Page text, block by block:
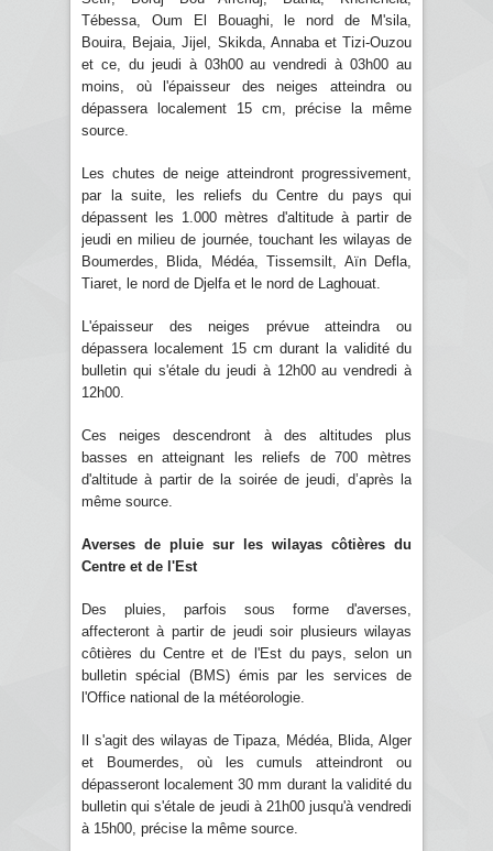
Tébessa, Oum El Bouaghi, le nord de M'sila,
Bouira, Bejaia, Jijel, Skikda, Annaba et Tizi-Ouzou
et ce, du jeudi à 03h00 au vendredi à 03h00 au
moins, où l'épaisseur des neiges atteindra ou
dépassera localement 15 cm, précise la même
source.
Les chutes de neige atteindront progressivement,
par la suite, les reliefs du Centre du pays qui
dépassent les 1.000 mètres d'altitude à partir de
jeudi en milieu de journée, touchant les wilayas de
Boumerdes, Blida, Médéa, Tissemsilt, Aïn Defla,
Tiaret, le nord de Djelfa et le nord de Laghouat.
L'épaisseur des neiges prévue atteindra ou
dépassera localement 15 cm durant la validité du
bulletin qui s'étale du jeudi à 12h00 au vendredi à
12h00.
Ces neiges descendront à des altitudes plus
basses en atteignant les reliefs de 700 mètres
d'altitude à partir de la soirée de jeudi, d’après la
même source.
Averses de pluie sur les wilayas côtières du
Centre et de l'Est
Des pluies, parfois sous forme d'averses,
affecteront à partir de jeudi soir plusieurs wilayas
côtières du Centre et de l'Est du pays, selon un
bulletin spécial (BMS) émis par les services de
l'Office national de la météorologie.
Il s'agit des wilayas de Tipaza, Médéa, Blida, Alger
et Boumerdes, où les cumuls atteindront ou
dépasseront localement 30 mm durant la validité du
bulletin qui s'étale de jeudi à 21h00 jusqu'à vendredi
à 15h00, précise la même source.